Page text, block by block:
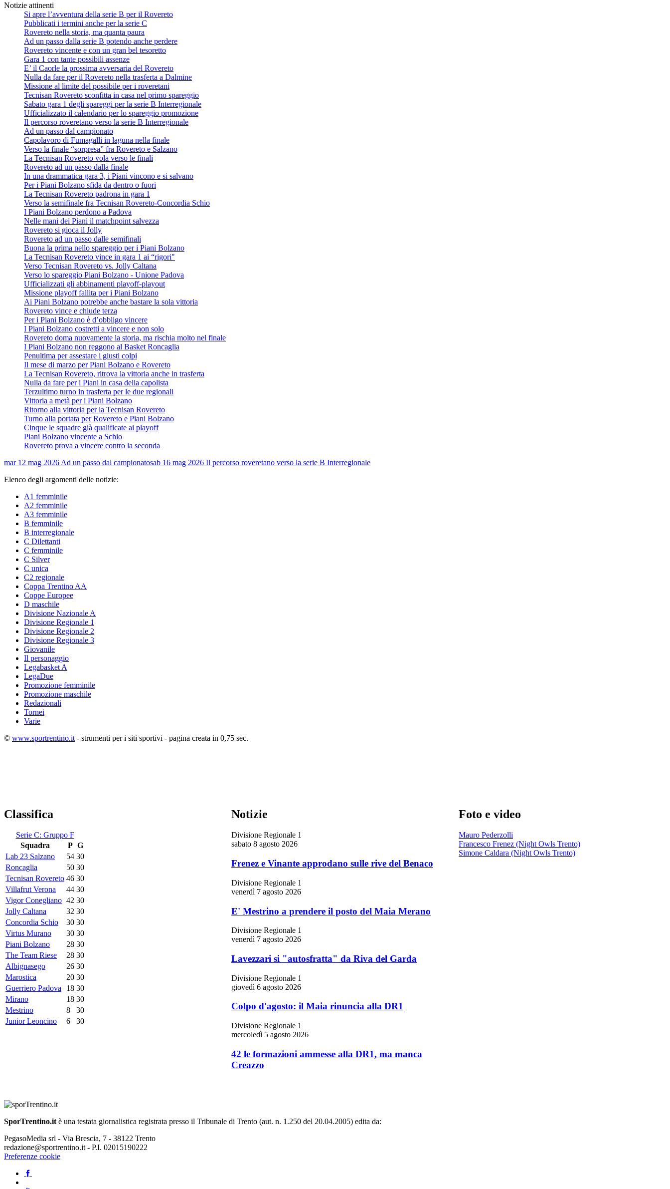
Notizie attinenti
Si apre l’avventura della serie B per il Rovereto
Pubblicati i termini anche per la serie C
Rovereto nella storia, ma quanta paura
Ad un passo dalla serie B potendo anche perdere
Rovereto vincente e con un gran bel tesoretto
Gara 1 con tante possibili assenze
E’ il Caorle la prossima avversaria del Rovereto
Nulla da fare per il Rovereto nella trasferta a Dalmine
Missione al limite del possibile per i roveretani
Tecnisan Rovereto sconfitta in casa nel primo spareggio
Sabato gara 1 degli spareggi per la serie B Interregionale
Ufficializzato il calendario per lo spareggio promozione
Il percorso roveretano verso la serie B Interregionale
Ad un passo dal campionato
Capolavoro di Fumagalli in laguna nella finale
Verso la finale “sorpresa” fra Rovereto e Salzano
La Tecnisan Rovereto vola verso le finali
Rovereto ad un passo dalla finale
In una drammatica gara 3, i Piani vincono e si salvano
Per i Piani Bolzano sfida da dentro o fuori
La Tecnisan Rovereto padrona in gara 1
Verso la semifinale fra Tecnisan Rovereto-Concordia Schio
I Piani Bolzano perdono a Padova
Nelle mani dei Piani il matchpoint salvezza
Rovereto si gioca il Jolly
Rovereto ad un passo dalle semifinali
Buona la prima nello spareggio per i Piani Bolzano
La Tecnisan Rovereto vince in gara 1 ai “rigori"
Verso Tecnisan Rovereto vs. Jolly Caltana
Verso lo spareggio Piani Bolzano - Unione Padova
Ufficializzati gli abbinamenti playoff-playout
Missione playoff fallita per i Piani Bolzano
Ai Piani Bolzano potrebbe anche bastare la sola vittoria
Rovereto vince e chiude terza
Per i Piani Bolzano è d’obbligo vincere
I Piani Bolzano costretti a vincere e non solo
Rovereto doma nuovamente la storia, ma rischia molto nel finale
I Piani Bolzano non reggono al Basket Roncaglia
Penultima per assestare i giusti colpi
Il mese di marzo per Piani Bolzano e Rovereto
La Tecnisan Rovereto, ritrova la vittoria anche in trasferta
Nulla da fare per i Piani in casa della capolista
Terzultimo turno in trasferta per le due regionali
Vittoria a metà per i Piani Bolzano
Ritorno alla vittoria per la Tecnisan Rovereto
Turno alla portata per Rovereto e Piani Bolzano
Cinque le squadre già qualificate ai playoff
Piani Bolzano vincente a Schio
Rovereto prova a vincere contro la seconda
mar 12 mag 2026 Ad un passo dal campionatosab 16 mag 2026 Il percorso roveretano verso la serie B Interregionale
Elenco degli argomenti delle notizie:
A1 femminile
A2 femminile
A3 femminile
B femminile
B interregionale
C Dilettanti
C femminile
C Silver
C unica
C2 regionale
Coppa Trentino AA
Coppe Europee
D maschile
Divisione Nazionale A
Divisione Regionale 1
Divisione Regionale 2
Divisione Regionale 3
Giovanile
Il personaggio
Legabasket A
LegaDue
Promozione femminile
Promozione maschile
Redazionali
Tornei
Varie
© www.sportrentino.it - strumenti per i siti sportivi - pagina creata in 0,75 sec.
Classifica
Serie C: Gruppo F
Squadra
P G
Lab 23 Salzano
54 30
Roncaglia
50 30
Tecnisan Rovereto 46 30
Villafrut Verona
44 30
Vigor Conegliano 42 30
Jolly Caltana
32 30
Concordia Schio
30 30
Virtus Murano
30 30
Piani Bolzano
28 30
The Team Riese
28 30
Albignasego
26 30
Marostica
20 30
Guerriero Padova
18 30
Mirano
18 30
Mestrino
8
30
Junior Leoncino
6 30
Notizie
Divisione Regionale 1
sabato 8 agosto 2026
Frenez e Vinante approdano sulle rive del Benaco
Divisione Regionale 1
venerdì 7 agosto 2026
E' Mestrino a prendere il posto del Maia Merano
Divisione Regionale 1
venerdì 7 agosto 2026
Lavezzari si "autosfratta" da Riva del Garda
Divisione Regionale 1
giovedì 6 agosto 2026
Colpo d'agosto: il Maia rinuncia alla DR1
Divisione Regionale 1
mercoledì 5 agosto 2026
42 le formazioni ammesse alla DR1, ma manca
Creazzo
Foto e video
Mauro Pederzolli
Francesco Frenez (Night Owls Trento)
Simone Caldara (Night Owls Trento)
SporTrentino.it è una testata giornalistica registrata presso il Tribunale di Trento (aut. n. 1.250 del 20.04.2005) edita da:
PegasoMedia srl - Via Brescia, 7 - 38122 Trento
redazione@sportrentino.it - P.I. 02015190222
Preferenze cookie